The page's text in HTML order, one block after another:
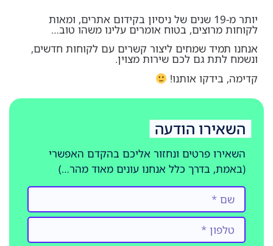
יותר מ-19 שנים של ניסיון בקידום אתרים, ומאות
לקוחות מרוצים, בטוח אומרים עלינו משהו טוב…
אנחנו תמיד שמחים ליצור קשרים עם לקוחות חדשים,
ונשמח לתת גם לכם שירות מצוין.
קדימה, בידקו אותנו!
השאירו הודעה
השאירו פרטים ונחזור אליכם בהקדם האפשרי
(באמת, בדרך כלל אנחנו עונים מאוד מהר…)